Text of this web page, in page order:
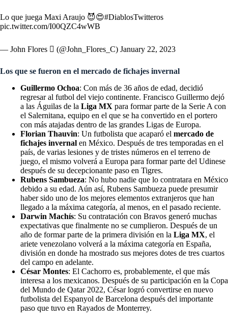
Lo que juega Maxi Araujo 😈😍#DiablosTwitteros
pic.twitter.com/I00QZC4wWB
— John Flores  (@John_Flores_C) January 22, 2023
Los que se fueron en el mercado de fichajes invernal
Guillermo Ochoa: Con más de 36 años de edad, decidió
regresar al futbol del viejo continente. Francisco Guillermo dejó
a las Águilas de la Liga MX para formar parte de la Serie A con
el Salernitana, equipo en el que se ha convertido en el portero
con más atajadas dentro de las grandes Ligas de Europa.
Florian Thauvin: Un futbolista que acaparó el mercado de
fichajes invernal en México. Después de tres temporadas en el
país, de varias lesiones y de tristes números en el terreno de
juego, el mismo volverá a Europa para formar parte del Udinese
después de su decepcionante paso en Tigres.
Rubens Sambueza: No hubo nadie que lo contratara en México
debido a su edad. Aún así, Rubens Sambueza puede presumir
haber sido uno de los mejores elementos extranjeros que han
llegado a la máxima categoría, al menos, en el pasado reciente.
Darwin Machís: Su contratación con Bravos generó muchas
expectativas que finalmente no se cumplieron. Después de un
año de formar parte de la primera división en la Liga MX, el
ariete venezolano volverá a la máxima categoría en España,
división en donde ha mostrado sus mejores dotes de tres cuartos
del campo en adelante.
César Montes: El Cachorro es, probablemente, el que más
interesa a los mexicanos. Después de su participación en la Copa
del Mundo de Qatar 2022, César logró convertirse en nuevo
futbolista del Espanyol de Barcelona después del importante
paso que tuvo en Rayados de Monterrey.